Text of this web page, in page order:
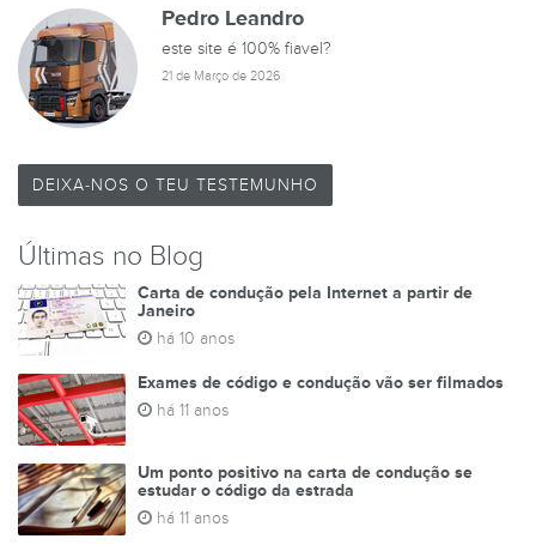
Pedro Leandro
este site é 100% fiavel?
21 de Março de 2026
DEIXA-NOS O TEU TESTEMUNHO
Últimas no Blog
Carta de condução pela Internet a partir de
Janeiro
há 10 anos
Exames de código e condução vão ser filmados
há 11 anos
Um ponto positivo na carta de condução se
estudar o código da estrada
há 11 anos